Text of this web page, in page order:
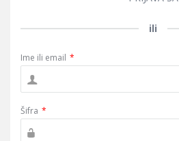
ili
Ime ili email *
Šifra *